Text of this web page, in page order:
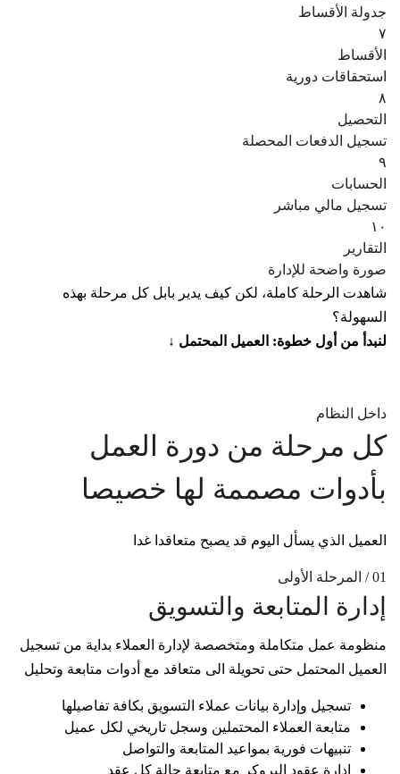
جدولة الأقساط
٧
الأقساط
استحقاقات دورية
٨
التحصيل
تسجيل الدفعات المحصلة
٩
الحسابات
تسجيل مالي مباشر
١٠
التقارير
صورة واضحة للإدارة
شاهدت الرحلة كاملة، لكن كيف يدير بابل كل مرحلة بهذه
السهولة؟
لنبدأ من أول خطوة: العميل المحتمل ↓
داخل النظام
كل مرحلة من دورة العمل
بأدوات مصممة لها خصيصا
العميل الذي يسأل اليوم قد يصبح متعاقدا غدا
01 / المرحلة الأولى
إدارة المتابعة والتسويق
منظومة عمل متكاملة ومتخصصة لإدارة العملاء بداية من تسجيل
العميل المحتمل حتى تحويلة الى متعاقد مع أدوات متابعة وتحليل
تسجيل وإدارة بيانات عملاء التسويق بكافة تفاصيلها
متابعة العملاء المحتملين وسجل تاريخي لكل عميل
تنبيهات فورية بمواعيد المتابعة والتواصل
إدارة عقود البروكر مع متابعة حالة كل عقد